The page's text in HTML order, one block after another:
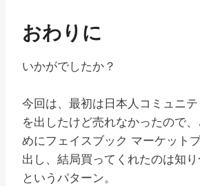
おわりに
いかがでしたか？
今回は、最初は日本人コミュニ
を出したけど売れなかったので
めにフェイスブック マーケット
出し、結局買ってくれたのは知
というパターン。